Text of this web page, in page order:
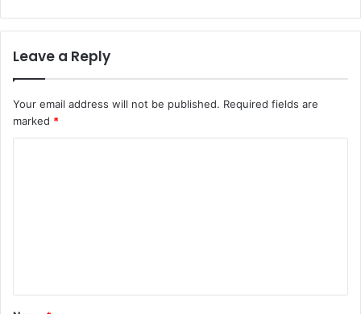
Leave a Reply
Your email address will not be published. Required fields are
marked *
t